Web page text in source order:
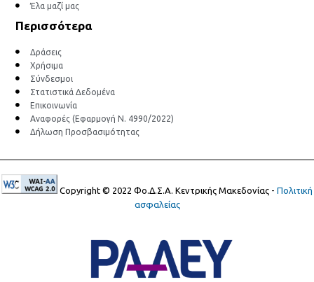
Έλα μαζί μας
Περισσότερα
Δράσεις
Χρήσιμα
Σύνδεσμοι
Στατιστικά Δεδομένα
Επικοινωνία
Αναφορές (Εφαρμογή Ν. 4990/2022)
Δήλωση Προσβασιμότητας
Copyright © 2022 Φο.Δ.Σ.Α. Κεντρικής Μακεδονίας - Πολιτική
ασφαλείας